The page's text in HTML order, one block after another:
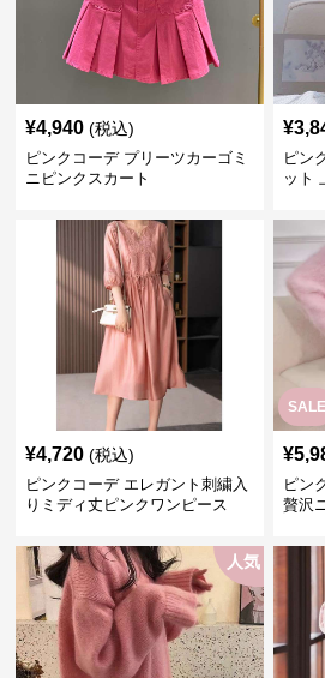
¥4,940 (税込)
ピンクコーデ プリーツカーゴミ
ニピンクスカート
¥
ピン
ット
ンク
¥4,720 (税込)
ピンクコーデ エレガント刺繍入
りミディ丈ピンクワンピース
SALE
¥
ピン
贅沢
人気